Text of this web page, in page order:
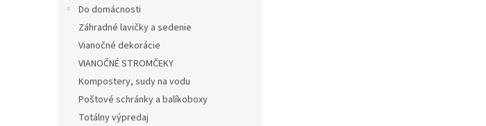
Do domácnosti
Záhradné lavičky a sedenie
Vianočné dekorácie
VIANOČNÉ STROMČEKY
Kompostery, sudy na vodu
Poštové schránky a balíkoboxy
Totálny výpredaj